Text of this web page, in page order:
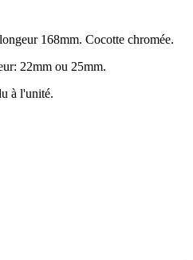
168mm. Cocotte chromée.
22mm ou 25mm.
à l'unité.